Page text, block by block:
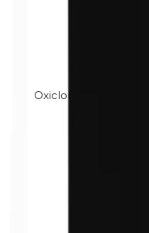
Oxicloruro de bismuto